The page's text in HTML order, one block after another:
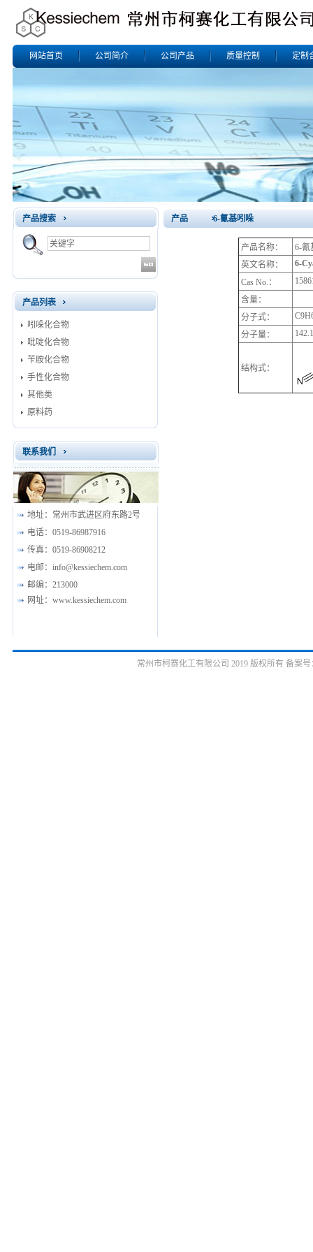
网站首页 公司简介 公司产品 质量控制 定制
产品搜索
产品列表
吲哚化合物
吡啶化合物
苄胺化合物
手性化合物
其他类
原料药
联系我们
地址：
常州市武进区府东路2号
电话： 0519-86987916
传真： 0519-86908212
电邮： info@kessiechem.com
邮编： 213000
网址： www.kessiechem.com
产品 6-氰基吲哚
产品名称：
6-氰
英文名称：
6-
Cas No.：
含量：
分子式：
分子量：
结构式：
常州市柯赛化工有限公司 2019 版权所有 备案号